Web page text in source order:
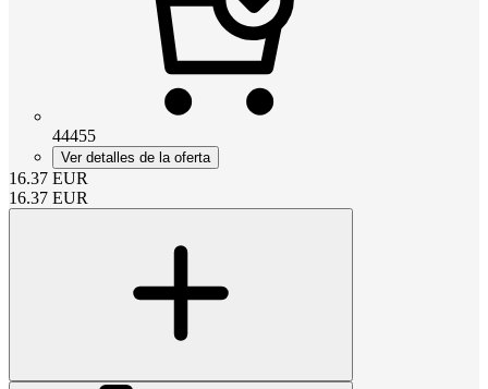
44455
Ver detalles de la oferta
16.37 EUR
16.37 EUR